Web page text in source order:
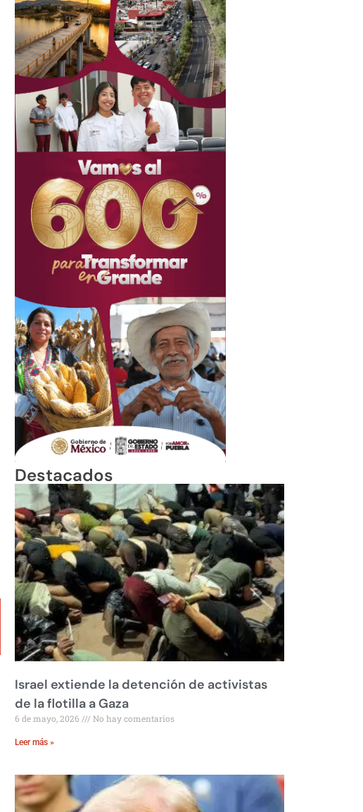
Destacados
Israel extiende la detención de activistas
de la flotilla a Gaza
6 de mayo, 2026 No hay comentarios
Leer más »